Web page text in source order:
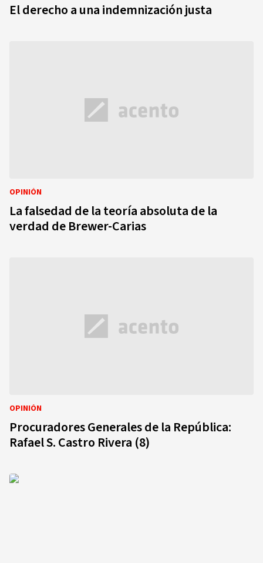
El derecho a una indemnización justa
OPINIÓN
La falsedad de la teoría absoluta de la
verdad de Brewer-Carias
OPINIÓN
Procuradores Generales de la República:
Rafael S. Castro Rivera (8)